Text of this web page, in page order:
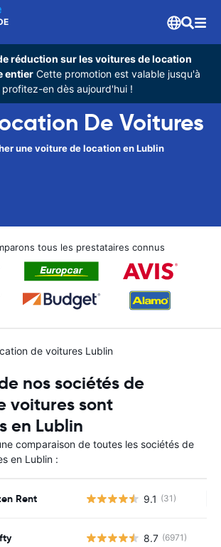
réduction sur les voitures de location
entier Cette promotion est valable jusqu'à
en dès aujourd'hui !
De Voitures
une voiture de location en Lublin
tous les prestataires connus
de voitures Lublin
nos sociétés de
voitures sont
en Lublin
comparaison de toutes les sociétés de
en Lublin :
Rent 9.1 (31)
8.7 (6971)